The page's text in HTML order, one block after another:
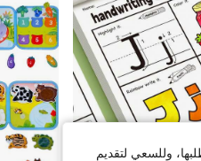
وللسعي لتقديم